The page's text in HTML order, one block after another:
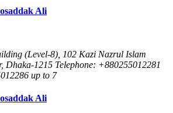
Ali
(Level-8), 102 Kazi Nazrul Islam
Dhaka-1215 Telephone: +880255012281
up to 7
Ali